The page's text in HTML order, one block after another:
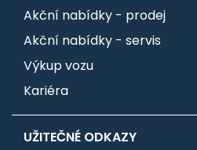
Akční nabídky - prodej
Akční nabídky - servis
Výkup vozu
Kariéra
UŽITEČNÉ ODKAZY